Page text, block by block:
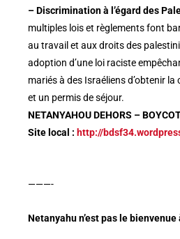
– Discrimination à l’égard des
multiples lois et règlements font
au travail et aux droits des
adoption d’une loi raciste
mariés à des Israéliens d’obtenir
et un permis de séjour.
NETANYAHOU DEHORS –
Site local : http://
———-
Netanyahu n’est pas le bienvenue